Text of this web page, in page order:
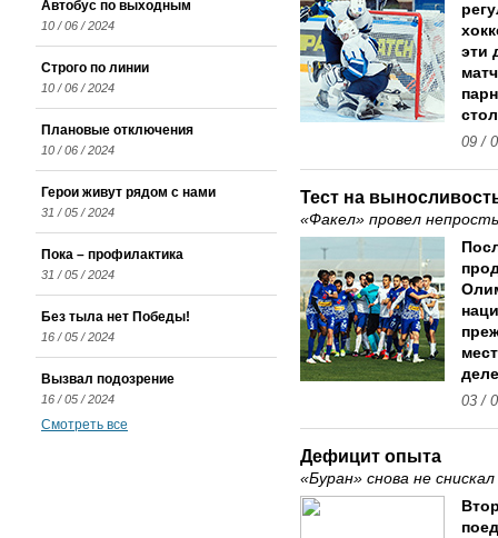
эти
09 /
Тест на
«Факел» провел
03 /
Дефицит опыта
«Буран» снова не
Автобус по выходным
10 / 06 / 2024
Строго по линии
10 / 06 / 2024
Плановые отключения
10 / 06 / 2024
Герои живут рядом с нами
31 / 05 / 2024
Пока – профилактика
31 / 05 / 2024
Без тыла нет Победы!
16 / 05 / 2024
Вызвал подозрение
16 / 05 / 2024
Смотреть все